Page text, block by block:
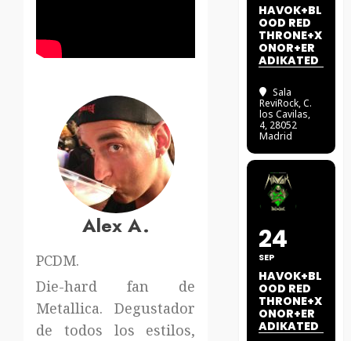
Alex A.
PCDM.
Die-hard fan de
Metallica. Degustador
de todos los estilos,
HAVOK+BL
OOD RED
THRONE+X
ONOR+ER
ADIKATED
Sala
ReviRock, C.
los Cavilas,
4, 28052
Madrid
24
SEP
HAVOK+BL
OOD RED
THRONE+X
ONOR+ER
ADIKATED